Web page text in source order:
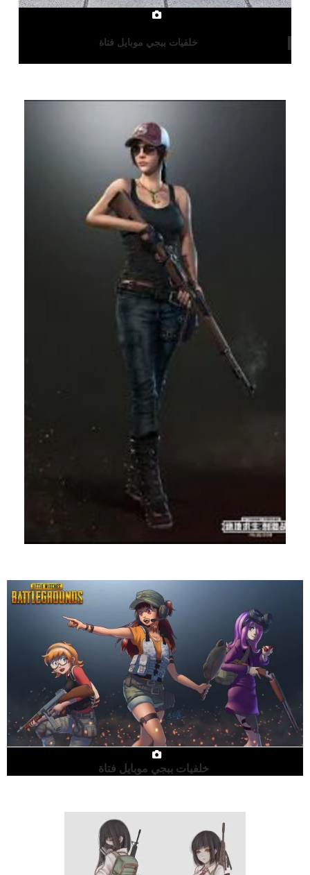
خلفيات ببجي موبايل فتاة
خلفيات ببجي موبايل فتاة